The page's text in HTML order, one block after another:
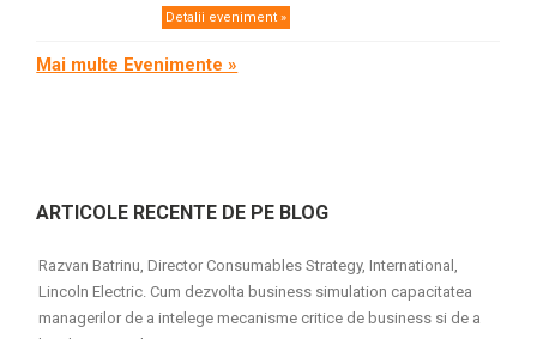
Detalii eveniment »
Mai multe Evenimente »
ARTICOLE RECENTE DE PE BLOG
Razvan Batrinu, Director Consumables Strategy, International,
Lincoln Electric. Cum dezvolta business simulation capacitatea
managerilor de a intelege mecanisme critice de business si de a